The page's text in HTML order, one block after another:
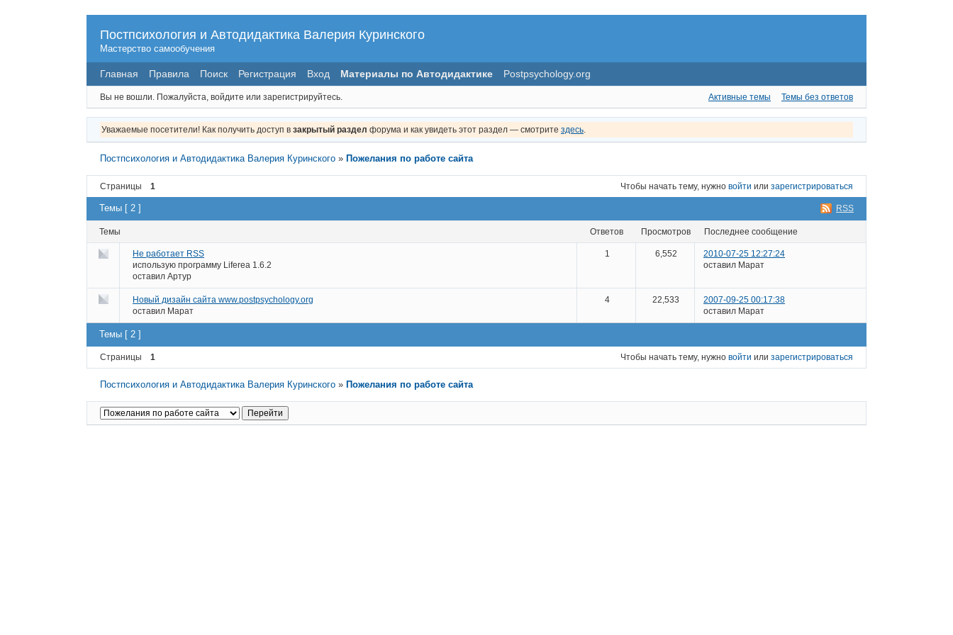
Постпсихология и Автодидактика Валерия Куринского
Мастерство самообучения
Главная Правила Поиск Регистрация Вход Материалы по Автодидактике Postpsychology.org
Вы не вошли. Пожалуйста, войдите или зарегистрируйтесь. Активные темы Темы без ответов
Уважаемые посетители! Как получить доступ в закрытый раздел форума и как увидеть этот раздел — смотрите здесь
Постпсихология и Автодидактика Валерия Куринского » Пожелания по работе сайта
Страницы 1 Чтобы начать тему, нужно войти или зарегистрироваться
RSS
Темы [ 2 ]
Темы ответов просмотров последнее сообщение
Не работает RSS
использую программу Liferea 1.6.2
оставил Артур
1 6,552
2010-07-25 12:27:24
оставил Марат
Новый дизайн сайта www.postpsychology.org
оставил Марат
4 22,533
2007-09-25 00:17:38
оставил Марат
Темы [ 2 ]
Страницы 1 Чтобы начать тему, нужно войти или зарегистрироваться
Постпсихология и Автодидактика Валерия Куринского » Пожелания по работе сайта